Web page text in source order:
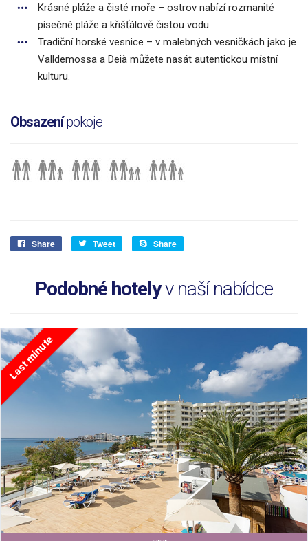
Krásné pláže a čisté moře – ostrov nabízí rozmanité
písečné pláže a křišťálově čistou vodu.
Tradiční horské vesnice – v malebných vesničkách jako je
Valldemossa a Deià můžete nasát autentickou místní
kulturu.
Obsazenípokoje
Share Tweet Share
Podobné hotelyv naší nabídce
Last minute